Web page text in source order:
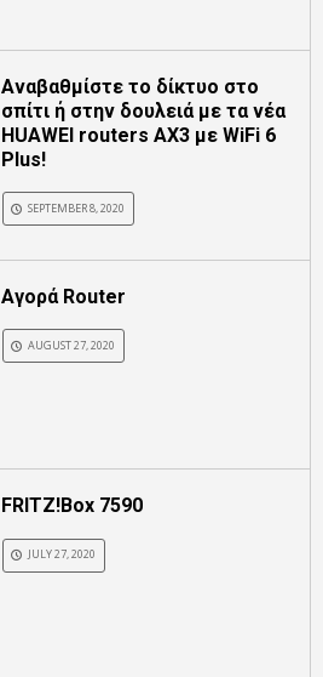
Αναβαθμίστε το δίκτυο στο
σπίτι ή στην δουλειά με τα νέα
HUAWEI routers AX3 με WiFi 6
Plus!
SEPTEMBER 8, 2020
Αγορά Router
AUGUST 27, 2020
FRITZ!Box 7590
JULY 27, 2020